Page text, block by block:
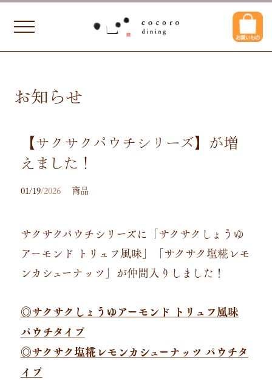
お知らせ
【サクサクパウチシリーズ】が増
えました！
01/19/2026 商品
サクサクパウチシリーズに「サクサクしょうゆ
アーモンド トリュフ風味」「サクサク塩糀レモ
ンカシューナッツ」が仲間入りしました！
◎サクサクしょうゆアーモンド トリュフ風味
パウチタイプ
◎サクサク塩糀レモンカシューナッツ パウチタ
イプ